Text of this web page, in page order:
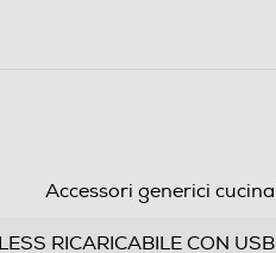
Accessori generici cucina
RICARICABILE CON USB